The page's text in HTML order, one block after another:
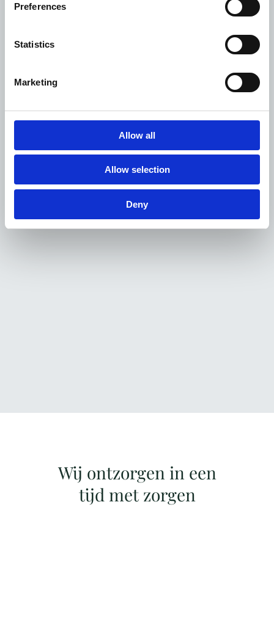
Preferences
Statistics
Marketing
Allow all
Allow selection
Deny
Wij ontzorgen in een
tijd met zorgen